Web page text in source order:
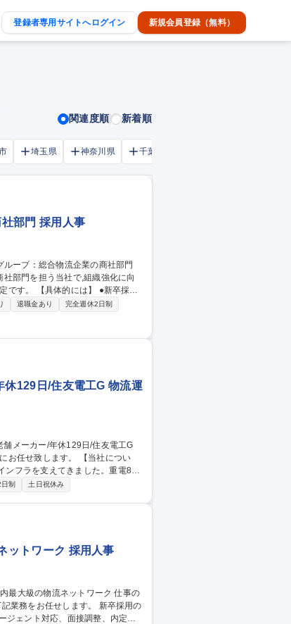
登録者専用サイトへログイン 新規会員登録（無料）
関連度順 新着順
埼玉県 神奈川県 千葉市
部門 採用人事
部門を担う当社で,組織強化に向
●新卒採
戦略立案・面接官・エージェント
事（採
退職金あり
完全週休2日制
休129日/住友電工G 物流運
ます。 【当社につい
ンフラを支えてきました。重電8社
トラル実現等のエネルギーに関す
制 土日祝休み
ットワーク 採用人事
業務をお任せします。 新卒採用の